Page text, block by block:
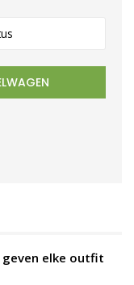
geven elke outfit